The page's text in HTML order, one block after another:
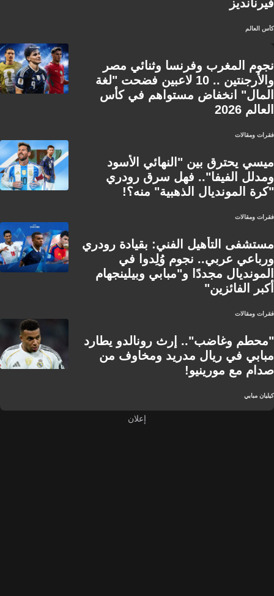
فيرنانديز
كأس العالم
نجوم المغرب وفرنسا وثنائي مصر
والأرجنتين .. 10 لاعبين فضحت "لغة
المال" انخفاض مستواهم في كأس
العالم 2026
فقرات ومقالات
ميسي يحترق بين "النهائي الأسود
ومدلل الفيفا".. فهل سرق رودري
"كرة المونديال الذهبية" منه؟!
فقرات ومقالات
مستشفى التأهيل الفني: بقيادة رودري
ورباعي عربي.. نجوم وُلِدوا في
المونديال مجددًا و"مبابي وبيلينجهام
أكبر الفائزين"
فقرات ومقالات
"محطم وغاضب".. إرث رونالدو يطارد
مبابي في ريال مدريد ومخاوف من
صدام مع مورينيو!
كيليان مبابي